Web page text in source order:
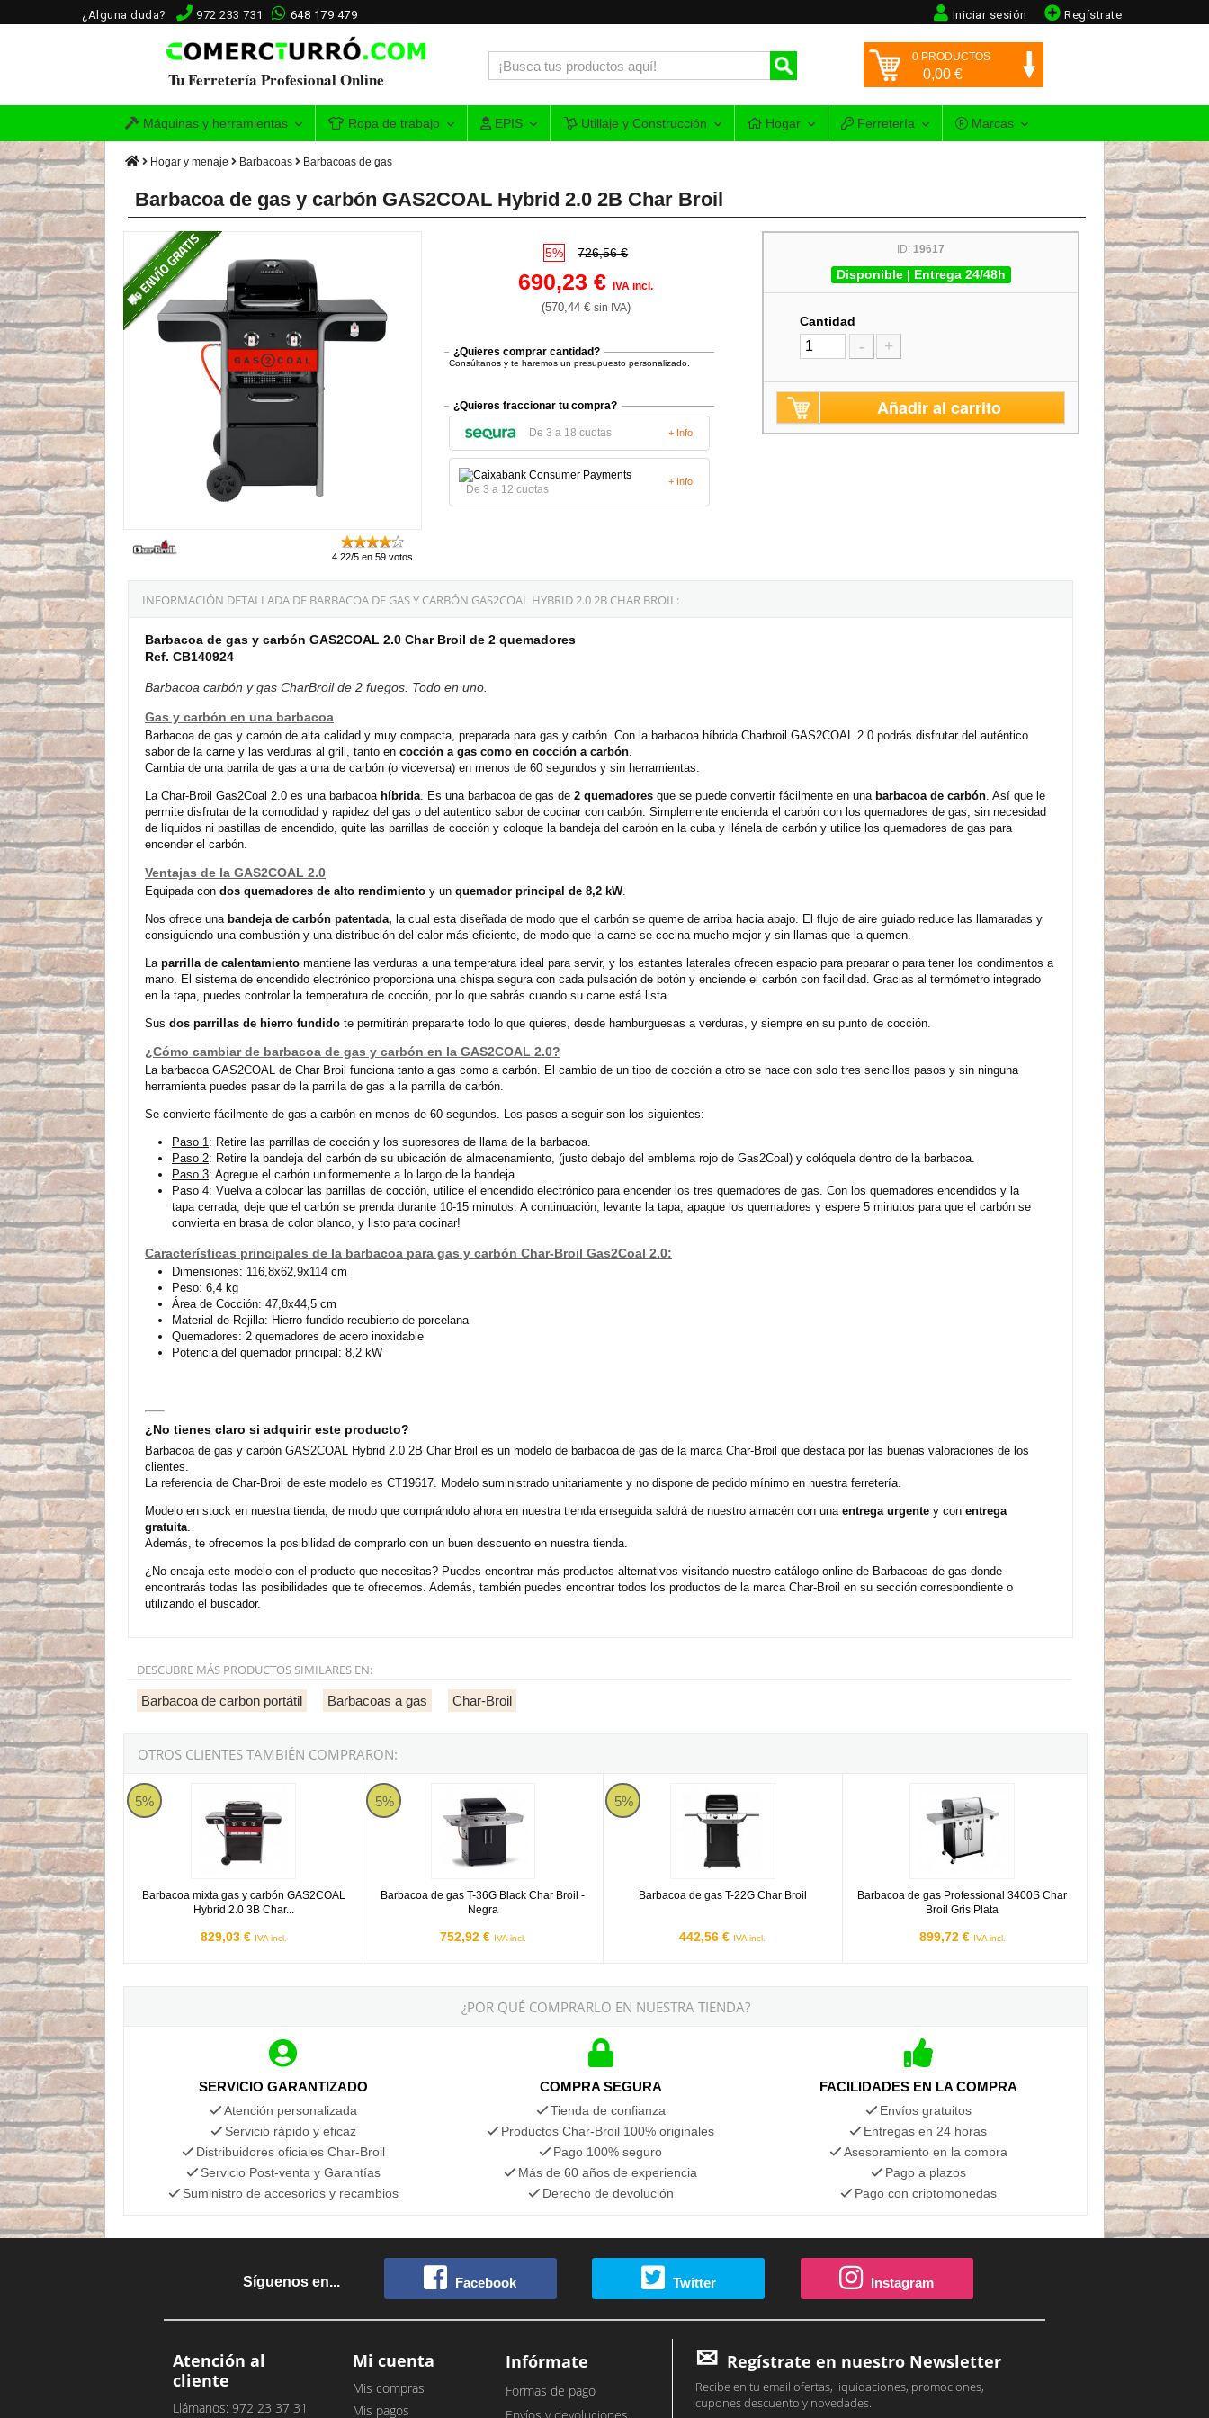
¿Alguna duda? 972 233 731 648 179 479 Regístrate
Iniciar sesión
Tu Ferretería Profesional Online
0 PRODUCTOS
0,00 €
Máquinas y herramientas Ropa de trabajo EPIS Utillaje y Construcción Hogar Ferretería Marcas
Hogar y menaje Barbacoas Barbacoas de gas
Barbacoa de gas y carbón GAS2COAL Hybrid 2.0 2B Char Broil
4.22/5 en 59 votos
5% 726,56 €
690,23 €IVA incl.
(570,44 € sin IVA)
¿Quieres comprar cantidad?
Consúltanos y te haremos un presupuesto personalizado.
¿Quieres fraccionar tu compra?
De 3 a 18 cuotas + Info
De 3 a 12 cuotas
+ Info
ID: 19617
Disponible | Entrega 24/48h
Cantidad
- +
Añadir al carrito
INFORMACIÓN DETALLADA DE BARBACOA DE GAS Y CARBÓN GAS2COAL HYBRID 2.0 2B CHAR BROIL:
Barbacoa de gas y carbón GAS2COAL 2.0 Char Broil de 2 quemadores
Ref. CB140924
Barbacoa carbón y gas CharBroil de 2 fuegos. Todo en uno.
Gas y carbón en una barbacoa
Barbacoa de gas y carbón de alta calidad y muy compacta, preparada para gas y carbón. Con la barbacoa híbrida Charbroil GAS2COAL 2.0 podrás disfrutar del auténtico
sabor de la carne y las verduras al grill, tanto en cocción a gas como en cocción a carbón
Cambia de una parrila de gas a una de carbón (o viceversa) en menos de 60 segundos y sin herramientas.
La Char-Broil Gas2Coal 2.0 es una barbacoa híbrida . Es una barbacoa de gas de 2 quemadores que se puede convertir fácilmente en una barbacoa de carbón . Así que le
permite disfrutar de la comodidad y rapidez del gas o del autentico sabor de cocinar con carbón. Simplemente encienda el carbón con los quemadores de gas, sin necesidad
de líquidos ni pastillas de encendido, quite las parrillas de cocción y coloque la bandeja del carbón en la cuba y llénela de carbón y utilice los quemadores de gas para
encender el carbón.
Ventajas de la GAS2COAL 2.0
Equipada con dos quemadores de alto rendimiento y un quemador principal de 8,2 kW.
Nos ofrece una bandeja de carbón patentada, la cual esta diseñada de modo que el carbón se queme de arriba hacia abajo. El flujo de aire guiado reduce las llamaradas y
consiguiendo una combustión y una distribución del calor más eficiente, de modo que la carne se cocina mucho mejor y sin llamas que la quemen.
La parrilla de calentamiento mantiene las verduras a una temperatura ideal para servir, y los estantes laterales ofrecen espacio para preparar o para tener los condimentos a
mano. El sistema de encendido electrónico proporciona una chispa segura con cada pulsación de botón y enciende el carbón con facilidad. Gracias al termómetro integrado
en la tapa, puedes controlar la temperatura de cocción, por lo que sabrás cuando su carne está lista.
Sus dos parrillas de hierro fundido te permitirán prepararte todo lo que quieres, desde hamburguesas a verduras, y siempre en su punto de cocción.
¿Cómo cambiar de barbacoa de gas y carbón en la GAS2COAL 2.0?
La barbacoa GAS2COAL de Char Broil funciona tanto a gas como a carbón. El cambio de un tipo de cocción a otro se hace con solo tres sencillos pasos y sin ninguna
herramienta puedes pasar de la parrilla de gas a la parrilla de carbón.
Se convierte fácilmente de gas a carbón en menos de 60 segundos. Los pasos a seguir son los siguientes:
Paso 1 : Retire las parrillas de cocción y los supresores de llama de la barbacoa.
Paso 2: Retire la bandeja del carbón de su ubicación de almacenamiento, (justo debajo del emblema rojo de Gas2Coal) y colóquela dentro de la barbacoa.
Paso 3: Agregue el carbón uniformemente a lo largo de la bandeja.
Paso 4: Vuelva a colocar las parrillas de cocción, utilice el encendido electrónico para encender los tres quemadores de gas. Con los quemadores encendidos y la
tapa cerrada, deje que el carbón se prenda durante 10-15 minutos. A continuación, levante la tapa, apague los quemadores y espere 5 minutos para que el carbón se
convierta en brasa de color blanco, y listo para cocinar!
Características principales de la barbacoa para gas y carbón Char-Broil Gas2Coal 2.0:
Dimensiones: 116,8x62,9x114 cm
Peso: 6,4 kg
Área de Cocción: 47,8x44,5 cm
Material de Rejilla: Hierro fundido recubierto de porcelana
Quemadores: 2 quemadores de acero inoxidable
Potencia del quemador principal: 8,2 kW
¿No tienes claro si adquirir este producto?
Barbacoa de gas y carbón GAS2COAL Hybrid 2.0 2B Char Broil es un modelo de barbacoa de gas de la marca Char-Broil que destaca por las buenas valoraciones de los
clientes.
La referencia de Char-Broil de este modelo es CT19617. Modelo suministrado unitariamente y no dispone de pedido mínimo en nuestra ferretería.
Modelo en stock en nuestra tienda, de modo que comprándolo ahora en nuestra tienda enseguida saldrá de nuestro almacén con una entrega urgente y con entrega
gratuita
Además, te ofrecemos la posibilidad de comprarlo con un buen descuento en nuestra tienda.
¿No encaja este modelo con el producto que necesitas? Puedes encontrar más productos alternativos visitando nuestro catálogo online de Barbacoas de gas donde
encontrarás todas las posibilidades que te ofrecemos. Además, también puedes encontrar todos los productos de la marca Char-Broil en su sección correspondiente o
utilizando el buscador.
DESCUBRE MÁS PRODUCTOS SIMILARES EN:
Barbacoa de carbon portátil Barbacoas a gas Char-Broil
OTROS CLIENTES TAMBIÉN COMPRARON:
5%
Barbacoa mixta gas y carbón GAS2COAL
Hybrid 2.0 3B Char...
829,03 € IVA incl.
Barbacoa mixta gas y carbón GAS2COAL Hybrid 2.0 3B Char Broil
5%
Barbacoa de gas T-36G Black Char Broil -
Negra
752,92 € IVA incl.
Barbacoa de gas T-36G Black Char Broil - Negra
5%
Barbacoa de gas T-22G Char Broil
442,56 € IVA incl.
Barbacoa de gas T-22G Char Broil
Barbacoa de gas Professional 3400S Char
Broil Gris Plata
899,72 € IVA incl.
Barbacoa de gas Professional 3400S Char Broil Gris Plata
¿POR QUÉ COMPRARLO EN NUESTRA TIENDA?
SERVICIO GARANTIZADO
Atención personalizada
Servicio rápido y eficaz
Distribuidores oficiales Char-Broil
Servicio Post-venta y Garantías
Suministro de accesorios y recambios
COMPRA SEGURA
Tienda de confianza
Productos Char-Broil 100% originales
Pago 100% seguro
Más de 60 años de experiencia
Derecho de devolución
FACILIDADES EN LA COMPRA
Envíos gratuitos
Entregas en 24 horas
Asesoramiento en la compra
Pago a plazos
Pago con criptomonedas
Síguenos en... Facebook Twitter Instagram
Atención al
cliente
Llámanos: 972 23 37 31
Mi cuenta
Mis compras
Mis pagos
Infórmate
Formas de pago
Regístrate en nuestro Newsletter
Recibe en tu email ofertas, liquidaciones, promociones,
cupones descuento y novedades.